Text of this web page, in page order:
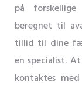
på
beregnet til
tillid til dine
en specialist.
kontaktes